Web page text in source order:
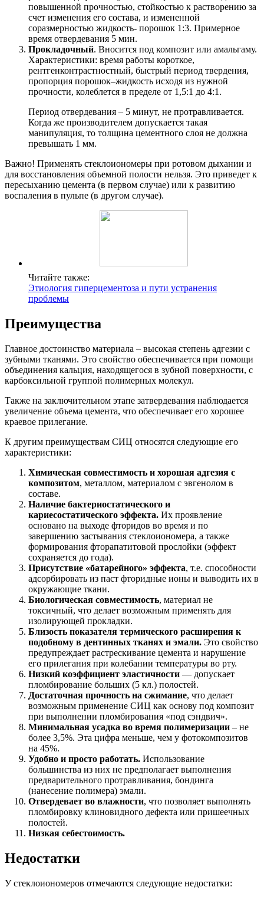
повышенной прочностью, стойкостью к растворению за
счет изменения его состава, и измененной
соразмерностью жидкость- порошок 1:3. Примерное
время отвердевания 5 мин.
Прокладочный. Вносится под композит или амальгаму.
Характеристики: время работы короткое,
рентгенконтрастностный, быстрый период твердения,
пропорция порошок–жидкость исходя из нужной
прочности, колеблется в пределе от 1,5:1 до 4:1.
Период отвердевания – 5 минут, не протравливается.
Когда же производителем допускается такая
манипуляция, то толщина цементного слоя не должна
превышать 1 мм.
Важно! Применять стеклоиономеры при ротовом дыхании и
для восстановления объемной полости нельзя. Это приведет к
пересыханию цемента (в первом случае) или к развитию
воспаления в пульпе (в другом случае).
Читайте также:
Этиология гиперцементоза и пути устранения
проблемы
Преимущества
Главное достоинство материала – высокая степень адгезии с
зубными тканями. Это свойство обеспечивается при помощи
объединения кальция, находящегося в зубной поверхности, с
карбоксильной группой полимерных молекул.
Также на заключительном этапе затвердевания наблюдается
увеличение объема цемента, что обеспечивает его хорошее
краевое прилегание.
К другим преимуществам СИЦ относятся следующие его
характеристики:
Химическая совместимость и хорошая адгезия с
композитом, металлом, материалом с эвгенолом в
составе.
Наличие бактериостатического и
кариесостатического эффекта. Их проявление
основано на выходе фторидов во время и по
завершению застывания стеклоиономера, а также
формирования фторапатитовой прослойки (эффект
сохраняется до года).
Присутствие «батарейного» эффекта, т.е. способности
адсорбировать из паст фторидные ионы и выводить их в
окружающие ткани.
Биологическая совместимость, материал не
токсичный, что делает возможным применять для
изолирующей прокладки.
Близость показателя термического расширения к
подобному в дентинных тканях и эмали. Это свойство
предупреждает растрескивание цемента и нарушение
его прилегания при колебании температуры во рту.
Низкий коэффициент эластичности — допускает
пломбирование больших (5 кл.) полостей.
Достаточная прочность на сжимание, что делает
возможным применение СИЦ как основу под композит
при выполнении пломбирования «под сэндвич».
Минимальная усадка во время полимеризации – не
более 3,5%. Эта цифра меньше, чем у фотокомпозитов
на 45%.
Удобно и просто работать. Использование
большинства из них не предполагает выполнения
предварительного протравливания, бондинга
(нанесение полимера) эмали.
Отвердевает во влажности, что позволяет выполнять
пломбировку клиновидного дефекта или пришеечных
полостей.
Низкая себестоимость.
Недостатки
У стеклоиономеров отмечаются следующие недостатки: